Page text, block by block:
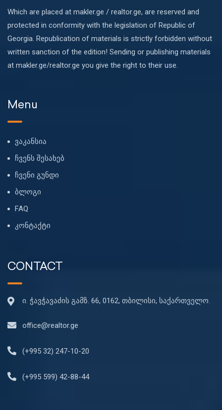
Which are placed at makler.ge / realtor.ge, are reserved and
protected in conformity with the legislation of Republic of
Georgia. Republication of materials is strictly forbidden without
written sanction of the edition! Sending or publishing materials
at makler.ge/realtor.ge you give the right to their use.
Menu
ვაკანსია
ჩვენს შესახებ
ჩვენი გუნდი
ბლოგი
FAQ
კონტაქტი
CONTACT
ი. ჭავჭავაძის გამზ. 66, 0162, თბილისი, საქართველო.
office@realtor.ge
(+995 32) 247-10-20
(+995 599) 42-88-44